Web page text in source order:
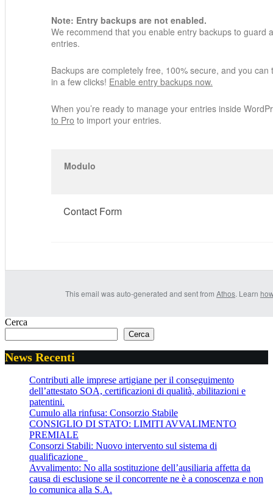
Note: Entry backups are not enabled.
We recommend that you enable entry backups to guard
entries.
Backups are completely free, 100% secure, and you can
in a few clicks! Enable entry backups now.
When you’re ready to manage your entries inside
to Pro to import your entries.
Modulo
Contact Form
This email was auto-generated and sent from Athos. Learn
Cerca
Cerca
News Recenti
Contributi alle imprese artigiane per il conseguimento
dell’attestato SOA, certificazioni di qualità, abilitazioni e
patentini.
Cumulo alla rinfusa: Consorzio Stabile
CONSIGLIO DI STATO: LIMITI AVVALIMENTO
PREMIALE
Consorzi Stabili: Nuovo intervento sul sistema di
qualificazione
Avvalimento: No alla sostituzione dell’ausiliaria affetta da
causa di esclusione se il concorrente ne è a conoscenza e non
lo comunica alla S.A.